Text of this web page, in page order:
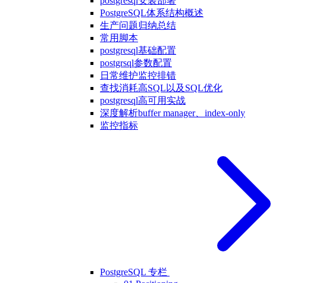
PostgreSQL体系结构概述
生产问题归纳总结
常用脚本
postgresql基础配置
postgrsql参数配置
日常维护监控排错
查找消耗高SQL以及SQL优化
postgresql高可用实战
深度解析buffer manager、index-only
监控指标
PostgreSQL 专栏